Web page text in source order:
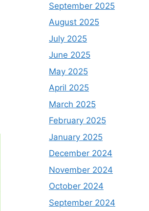
September 2025
August 2025
July 2025
June 2025
May 2025
April 2025
March 2025
February 2025
January 2025
December 2024
November 2024
October 2024
September 2024